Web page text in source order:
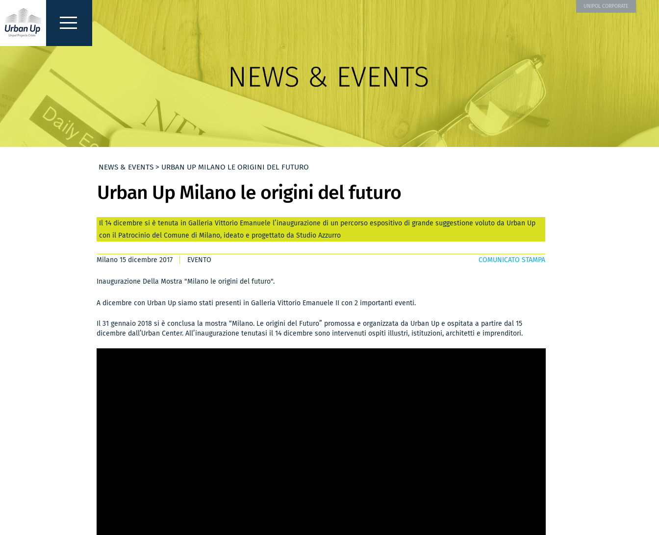
UNIPOL CORPORATE
NEWS & EVENTS > URBAN UP MILANO LE ORIGINI DEL FUTURO
Urban Up Milano le origini del futuro
Il 14 dicembre si è tenuta in Galleria Vittorio Emanuele l’inaugurazione di un percorso espositivo di grande suggestione voluto da Urban Up
con il Patrocinio del Comune di Milano, ideato e progettato da Studio Azzurro
Milano 15 dicembre 2017 EVENTO COMUNICATO STAMPA
Inaugurazione Della Mostra "Milano le origini del futuro".
A dicembre con Urban Up siamo stati presenti in Galleria Vittorio Emanuele II con 2 importanti eventi.
Il 31 gennaio 2018 si è conclusa la mostra “Milano. Le origini del Futuro” promossa e organizzata da Urban Up e ospitata a partire dal 15
dicembre dall’Urban Center. All’inaugurazione tenutasi il 14 dicembre sono intervenuti ospiti illustri, istituzioni, architetti e imprenditori.